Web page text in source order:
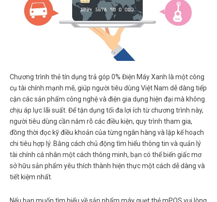
Chương trình thẻ tín dụng trả góp 0% Điện Máy Xanh là một công
cụ tài chính mạnh mẽ, giúp người tiêu dùng Việt Nam dễ dàng tiếp
cận các sản phẩm công nghệ và điện gia dụng hiện đại mà không
chịu áp lực lãi suất. Để tận dụng tối đa lợi ích từ chương trình này,
người tiêu dùng cần nắm rõ các điều kiện, quy trình tham gia,
đồng thời đọc kỹ điều khoản của từng ngân hàng và lập kế hoạch
chi tiêu hợp lý. Bằng cách chủ động tìm hiểu thông tin và quản lý
tài chính cá nhân một cách thông minh, bạn có thể biến giấc mơ
sở hữu sản phẩm yêu thích thành hiện thực một cách dễ dàng và
tiết kiệm nhất.
Nếu bạn muốn tìm hiểu về sản phẩm máy quẹt thẻ mPOS vui lòng